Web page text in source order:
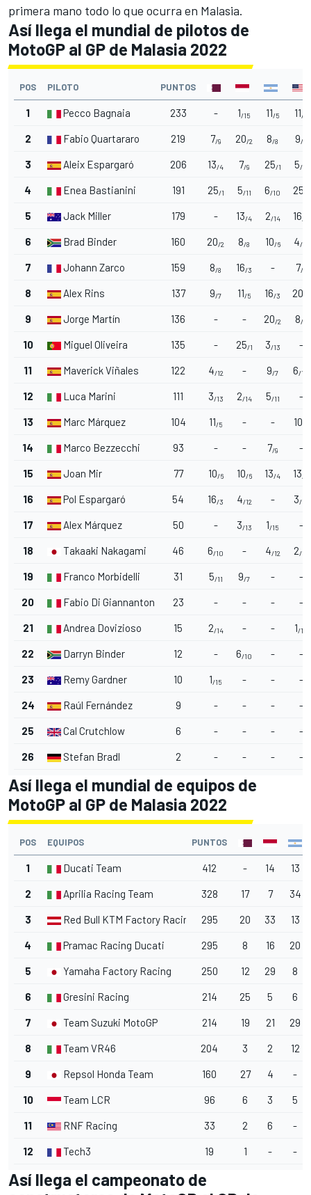
primera mano todo lo que ocurra en Malasia.
Así llega el mundial de pilotos de
MotoGP al GP de Malasia 2022
POS PILOTO PUNTOS
1 Pecco Bagnaia 233 - 1/15 11/5 11/5
2 Fabio Quartararo 219 7/9 20/2 8/8 9/7
3 Aleix Espargaró 206 13/4 7/9 25/1 5/11
4 Enea Bastianini 191 25/1 5/11 6/10 25
5 Jack Miller 179 - 13/4 2/14 16/3
6 Brad Binder 160 20/2 8/8 10/6 4/12
7 Johann Zarco 159 8/8 16/3 - 7/9
8 Alex Rins 137 9/7 11/5 16/3 20
9 Jorge Martín 136 - - 20/2 8/8
10 Miguel Oliveira 135 - 25/1 3/13 -
11 Maverick Viñales 122 4/12 - 9/7 6/10
12 Luca Marini 111 3/13 2/14 5/11 -
13 Marc Márquez 104 11/5 - - 10
14 Marco Bezzecchi 93 - - 7/9 -
15 Joan Mir 77 10/6 10/6 13/4 13/4
16 Pol Espargaró 54 16/3 4/12 - 3/13
17 Alex Márquez 50 - 3/13 1/15 -
18 Takaaki Nakagami 46 6/10 - 4/12 2/14
19 Franco Morbidelli 31 5/11 9/7 - -
20 Fabio Di Giannantonio 23 - - - -
21 Andrea Dovizioso 15 2/14 - - 1/15
22 Darryn Binder 12 - 6/10 - -
23 Remy Gardner 10 1/15 - - -
24 Raúl Fernández 9 - - - -
25 Cal Crutchlow 6 - - - -
26 Stefan Bradl 2 - - - -
Así llega el mundial de equipos de
MotoGP al GP de Malasia 2022
POS EQUIPOS PUNTOS
1 Ducati Team 412 - 14 13
2 Aprilia Racing Team 328 17 7 34
3 Red Bull KTM Factory Racing 295 20 33 13
4 Pramac Racing Ducati 295 8 16 20
5 Yamaha Factory Racing 250 12 29 8
6 Gresini Racing 214 25 5 6
7 Team Suzuki MotoGP 214 19 21 29
8 Team VR46 204 3 2 12
9 Repsol Honda Team 160 27 4 -
10 Team LCR 96 6 3 5
11 RNF Racing 33 2 6 -
12 Tech3 19 1 - -
Así llega el campeonato de